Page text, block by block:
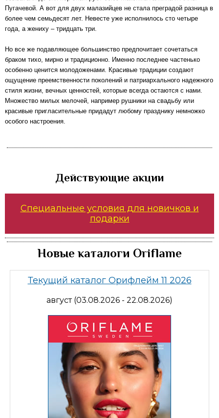
Пугачевой. А вот для двух малазийцев не стала преградой разница в
более чем семьдесят лет. Невесте уже исполнилось сто четыре
года, а жениху – тридцать три.
Но все же подавляющее большинство предпочитает сочетаться
браком тихо, мирно и традиционно. Именно последнее частенько
особенно ценится молодоженами. Красивые традиции создают
ощущение преемственности поколений и патриархального надежного
стиля жизни, вечных ценностей, которые всегда остаются с нами.
Множество милых мелочей, например рушники на свадьбу или
красивые пригласительные придадут любому празднику немножко
особого настроения.
Действующие акции
Специальные условия для новичков и
подарки
Новые каталоги Oriflame
Текущий каталог Орифлейм 11 2026
август (03.08.2026 - 22.08.2026)